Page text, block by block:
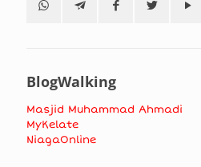
BlogWalking
Masjid Muhammad Ahmadi
MyKelate
NiagaOnline